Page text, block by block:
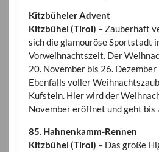
Kitzbüheler Advent
Kitzbühel (Tirol) – Zauberhaft
sich die glamouröse Sportstadt
Vorweihnachtszeit. Der
20. November bis 26.
Ebenfalls voller
Kufstein. Hier wird der
November eröffnet und geht bis
85. Hahnenkamm-Rennen
Kitzbühel (Tirol) – Das große